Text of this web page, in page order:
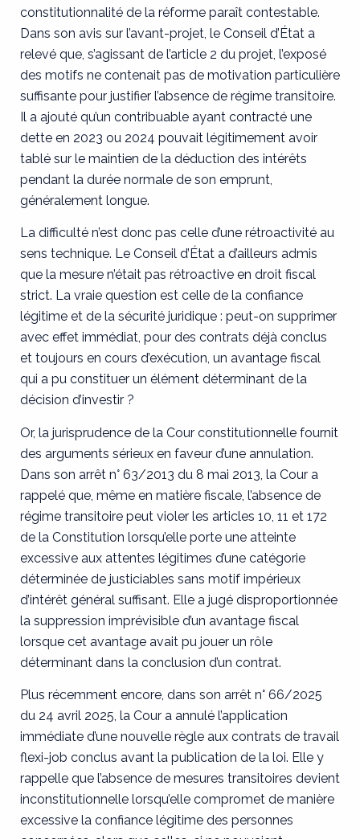
constitutionnalité de la réforme paraît contestable.
Dans son avis sur l’avant-projet, le Conseil d’État a
relevé que, s’agissant de l’article 2 du projet, l’exposé
des motifs ne contenait pas de motivation particulière
suffisante pour justifier l’absence de régime transitoire.
Il a ajouté qu’un contribuable ayant contracté une
dette en 2023 ou 2024 pouvait légitimement avoir
tablé sur le maintien de la déduction des intérêts
pendant la durée normale de son emprunt,
généralement longue.
La difficulté n’est donc pas celle d’une rétroactivité au
sens technique. Le Conseil d’État a d’ailleurs admis
que la mesure n’était pas rétroactive en droit fiscal
strict. La vraie question est celle de la confiance
légitime et de la sécurité juridique : peut-on supprimer
avec effet immédiat, pour des contrats déjà conclus
et toujours en cours d’exécution, un avantage fiscal
qui a pu constituer un élément déterminant de la
décision d’investir ?
Or, la jurisprudence de la Cour constitutionnelle fournit
des arguments sérieux en faveur d’une annulation.
Dans son arrêt n° 63/2013 du 8 mai 2013, la Cour a
rappelé que, même en matière fiscale, l’absence de
régime transitoire peut violer les articles 10, 11 et 172
de la Constitution lorsqu’elle porte une atteinte
excessive aux attentes légitimes d’une catégorie
déterminée de justiciables sans motif impérieux
d’intérêt général suffisant. Elle a jugé disproportionnée
la suppression imprévisible d’un avantage fiscal
lorsque cet avantage avait pu jouer un rôle
déterminant dans la conclusion d’un contrat.
Plus récemment encore, dans son arrêt n° 66/2025
du 24 avril 2025, la Cour a annulé l’application
immédiate d’une nouvelle règle aux contrats de travail
flexi-job conclus avant la publication de la loi. Elle y
rappelle que l’absence de mesures transitoires devient
inconstitutionnelle lorsqu’elle compromet de manière
excessive la confiance légitime des personnes